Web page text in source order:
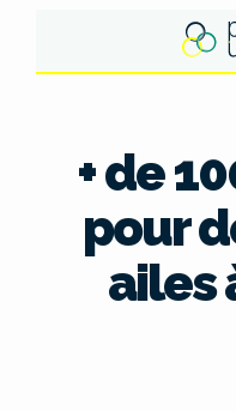
+ de
pour
ailes